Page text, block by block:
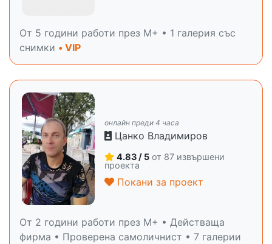
От 5 години работи през M+ • 1 галерия със
снимки • VIP
онлайн преди 4 часа
Цанко Владимиров
4.83 / 5 от 87 извършени
проекта
Покани за проект
От 2 години работи през M+ • Действаща
фирма • Проверена самоличнист • 7 галерии